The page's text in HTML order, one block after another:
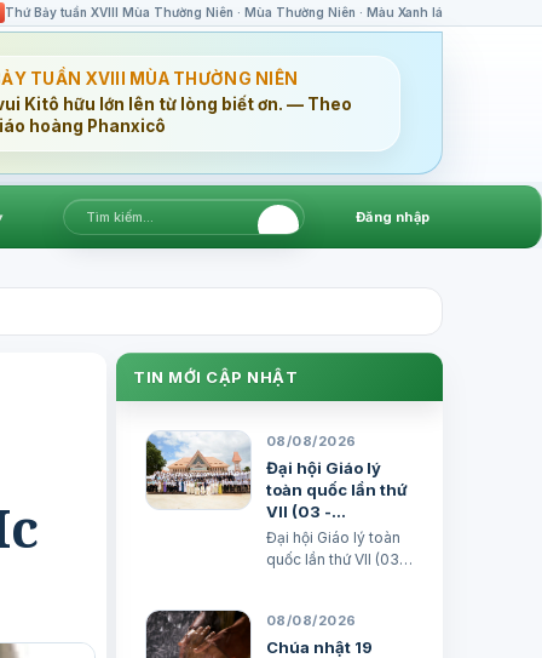
Thứ Bảy tuần XVIII Mùa Thường Niên · Mùa Thường Niên · Màu Xanh lá
TUẦN XVIII MÙA THƯỜNG NIÊN
Kitô hữu lớn lên từ lòng biết ơn. — Theo
hoàng Phanxicô
Đăng nhập
TIN MỚI CẬP NHẬT
08/08/2026
Đại hội Giáo lý
toàn quốc lần thứ
VII (03 -
06/8/2026) - Bản
ghi nhớ
Đại hội Giáo lý toàn
quốc lần thứ VII (03 -
& Lm. Micae Khắc
Minh
08/08/2026
Chúa nhật 19